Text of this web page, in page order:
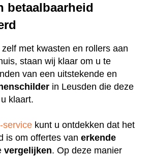
betaalbaarheid
met kwasten en rollers aan
staan wij klaar om u te
van een uitstekende en
in Leusden die deze
klaart.
service kunt u ontdekken dat het
is om offertes van erkende
vergelijken. Op deze manier